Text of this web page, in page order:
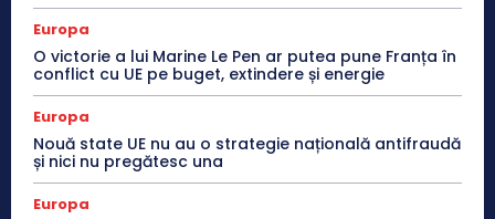
Europa
O victorie a lui Marine Le Pen ar putea pune Franța în
conflict cu UE pe buget, extindere și energie
Europa
Nouă state UE nu au o strategie națională antifraudă
și nici nu pregătesc una
Europa